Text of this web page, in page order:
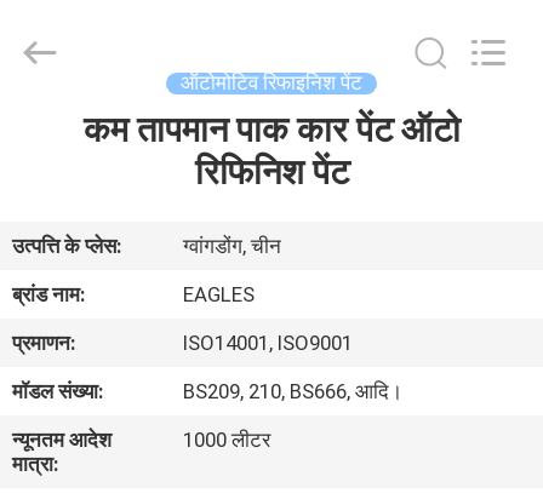
हमारे
बारे
कारखाना
Rights
ऑटोमोटिव रिफाइनिश पेंट
कम तापमान पाक कार पेंट ऑटो
रिफिनिश पेंट
उत्पत्ति के प्लेस:
ग्वांगडोंग, चीन
ब्रांड नाम:
EAGLES
प्रमाणन:
ISO14001, ISO9001
मॉडल संख्या:
BS209, 210, BS666, आदि।
न्यूनतम आदेश
मात्रा:
1000 लीटर